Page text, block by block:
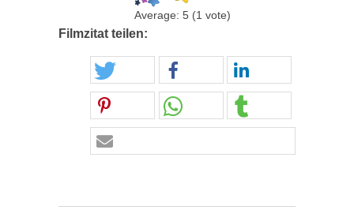
Average: 5 (1 vote)
Filmzitat teilen: